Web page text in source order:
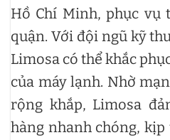
Hồ Chí Minh, phục vụ
quận. Với đội ngũ kỹ
Limosa có thể khắc
của máy lạnh. Nhờ
rộng khắp, Limosa
hàng nhanh chóng,